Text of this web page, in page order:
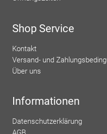
Shop Service
Kontakt
Versand- und
Über uns
Informationen
Datenschutzerklärung